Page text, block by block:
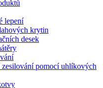
lepení
krytin
desek
zesilování pomocí uhlíkových